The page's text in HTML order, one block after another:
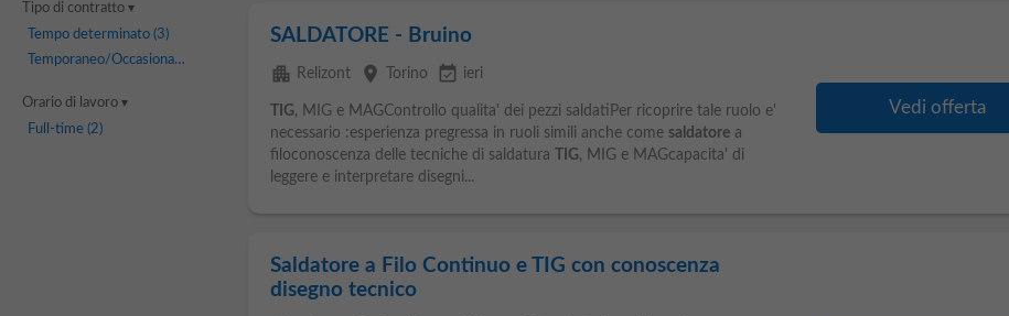
Tipo di contratto
Tempo determinato(3)
Temporaneo/Occasionale
Orario di lavoro
Full-time(2)
SALDATORE - Bruino
apartment Relizont place Torino event_available ieri
TIG, MIG e MAGControllo qualita' dei pezzi saldatiPer ricoprire tale ruolo e'
necessario :esperienza pregressa in ruoli simili anche come saldatorea
filoconoscenza delle tecniche di saldatura
TIG, MIG e MAGcapacita' di
leggere e interpretare disegni...
Vedi offerta
Saldatore a Filo Continuo e TIG con conoscenza
disegno tecnico